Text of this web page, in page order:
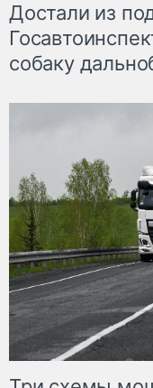
Достали из
собаку